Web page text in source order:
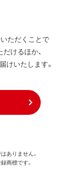
ただくことで
けるほか、
けいたします。
ありません。
商標です。